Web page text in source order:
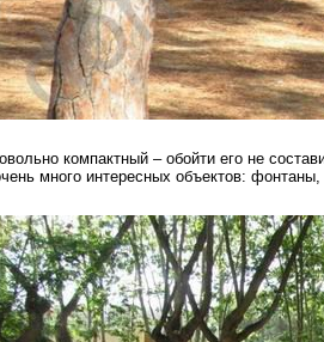
компактный – обойти его не
много интересных объектов: фонтаны,